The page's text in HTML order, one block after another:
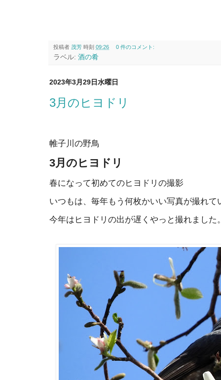
投稿者 茂芳 時刻 09:26 0 件のコメント:
ラベル: 酒の肴
2023年3月29日水曜日
3月のヒヨドリ
帷子川の野鳥
3月のヒヨドリ
春になって初めてのヒヨドリの撮影
いつもは、毎年もう何枚かいい写真が撮れて
今年はヒヨドリの出が遅くやっと撮れました